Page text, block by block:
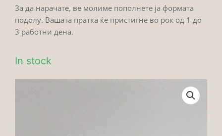
За да нарачате, ве молиме пополнете ја формата
подолу. Вашата пратка ќе пристигне во рок од 1 до
3 работни дена.
In stock